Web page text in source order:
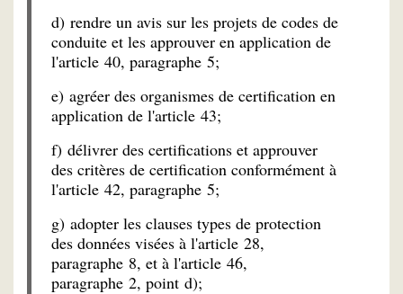
d) rendre un avis sur les projets de codes de
conduite et les approuver en application de
l'article 40, paragraphe 5;
e) agréer des organismes de certification en
application de l'article 43;
f) délivrer des certifications et approuver
des critères de certification conformément à
l'article 42, paragraphe 5;
g) adopter les clauses types de protection
des données visées à l'article 28,
paragraphe 8, et à l'article 46,
paragraphe 2, point d);